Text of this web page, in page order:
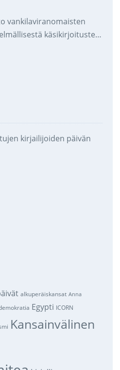
vankilaviranomaisten
käsikirjoitusten
kirjailijoiden päivän
alkuperäiskansat Anna
Egypti ICORN
Kansainvälinen